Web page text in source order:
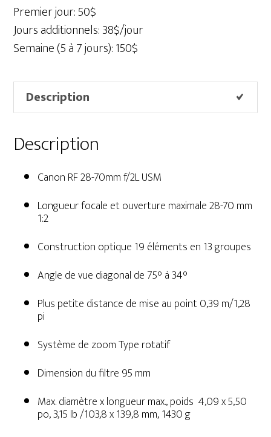
70mm
f/2L
USM
Premier jour: 50$
Jours additionnels: 38$/jour
Semaine (5 à 7 jours): 150$
Description
Description
Canon RF 28-70mm f/2L USM
Longueur focale et ouverture maximale 28-70 mm
1:2
Construction optique 19 éléments en 13 groupes
Angle de vue diagonal de 75° à 34°
Plus petite distance de mise au point 0,39 m/1,28
pi
Système de zoom Type rotatif
Dimension du filtre 95 mm
Max. diamètre x longueur max., poids 4,09 x 5,50
po, 3,15 lb /103,8 x 139,8 mm, 1430 g